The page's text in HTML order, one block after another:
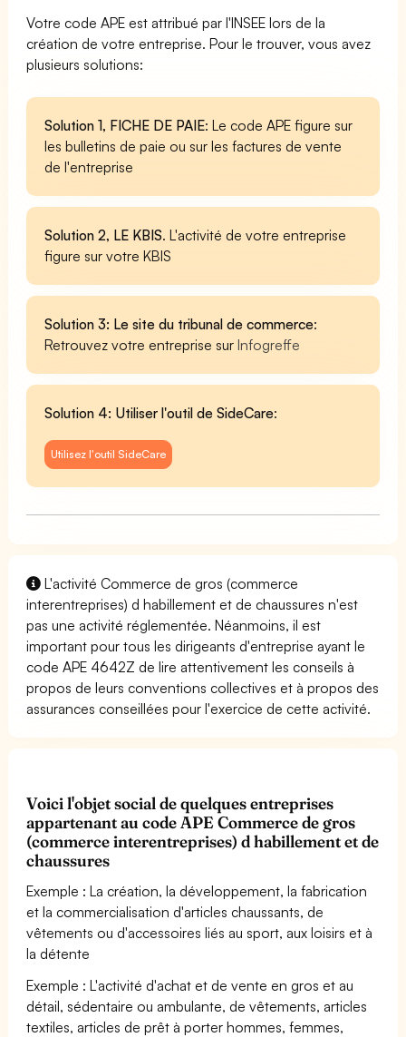
Votre code APE est attribué par l'INSEE lors de la
création de votre entreprise. Pour le trouver, vous avez
plusieurs solutions:
Solution 1, FICHE DE PAIE: Le code APE figure sur
les bulletins de paie ou sur les factures de vente
de l'entreprise
Solution 2, LE KBIS. L'activité de votre entreprise
figure sur votre KBIS
Solution 3: Le site du tribunal de commerce:
Retrouvez votre entreprise surInfogreffe
Solution 4: Utiliser l'outil de SideCare:
Utilisez l'outil SideCare
L'activité Commerce de gros (commerce
interentreprises) d habillement et de chaussures n'est
pas une activité réglementée. Néanmoins, il est
important pour tous les dirigeants d'entreprise ayant le
code APE 4642Z de lire attentivement les conseils à
propos de leurs conventions collectives et à propos des
assurances conseillées pour l'exercice de cette activité.
Voici l'objet social de quelques entreprises
appartenant au code APE Commerce de gros
(commerce interentreprises) d habillement et de
chaussures
Exemple : La création, la développement, la fabrication
et la commercialisation d'articles chaussants, de
vêtements ou d'accessoires liés au sport, aux loisirs et à
la détente
Exemple : L'activité d'achat et de vente en gros et au
détail, sédentaire ou ambulante, de vêtements, articles
textiles, articles de prêt à porter hommes, femmes,